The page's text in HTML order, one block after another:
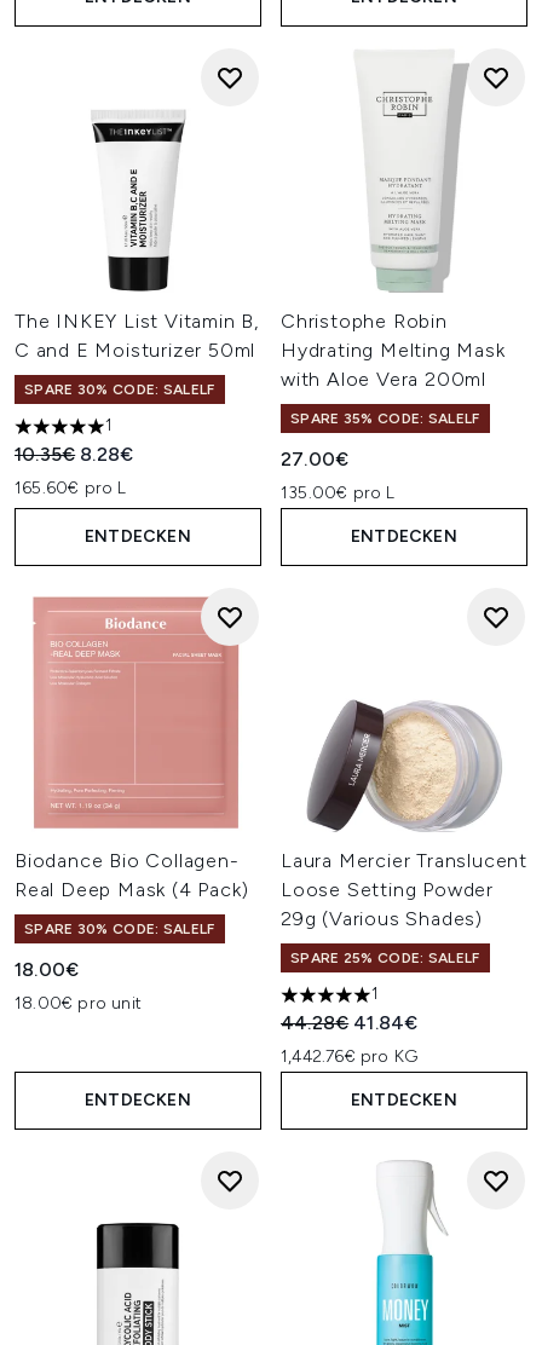
The INKEY List Vitamin B,
C and E Moisturizer 50ml
SPARE 30% CODE: SALELF
5 stars out of a maximum of 5
1
Unverbindliche Preisempfehlung:
10.35€ Aktueller Preis:
8.28€
165.60€ pro L
ENTDECKEN
Christophe Robin
Hydrating Melting Mask
with Aloe Vera 200ml
SPARE 35% CODE: SALELF
27.00€
135.00€ pro L
ENTDECKEN
Biodance Bio Collagen-
Real Deep Mask (4 Pack)
SPARE 30% CODE: SALELF
18.00€
18.00€ pro unit
ENTDECKEN
Laura Mercier Translucent
Loose Setting Powder
29g (Various Shades)
SPARE 25% CODE: SALELF
5 stars out of a maximum of
1
Unverbindliche
44.28€ Aktueller Preis:
41.84€
1,442.76€ pro KG
ENTDECKEN